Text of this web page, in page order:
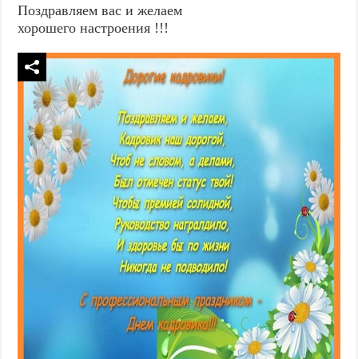
Поздравляем вас и желаем
хорошего настроения !!!